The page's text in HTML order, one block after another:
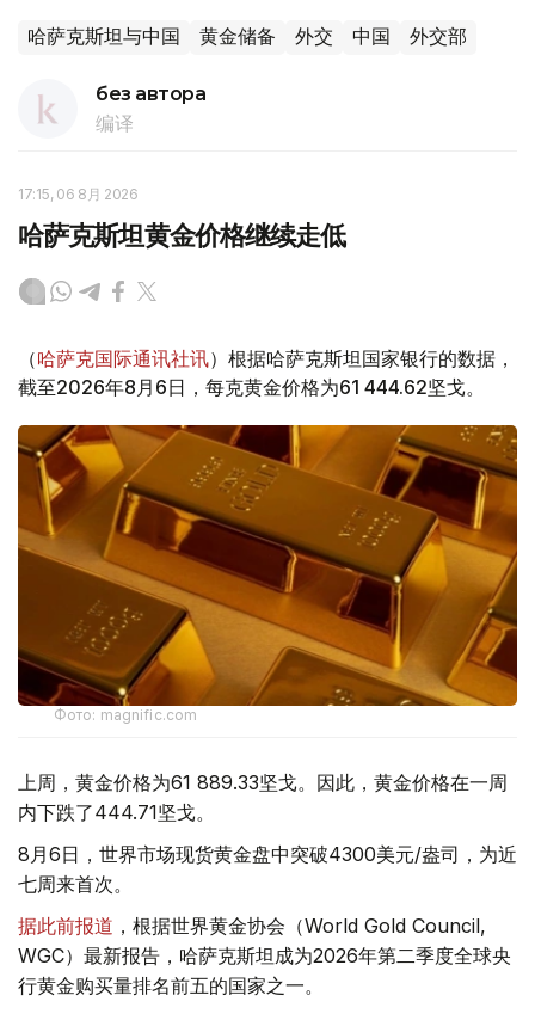
哈萨克斯坦与中国 黄金储备 外交 中国 外交部
без автора
编译
17:15, 06 8月 2026
哈萨克斯坦黄金价格继续走低
（哈萨克国际通讯社讯）根据哈萨克斯坦国家银行的数据，
截至2026年8月6日，每克黄金价格为61 444.62坚戈。
Фото: magnific.com
上周，黄金价格为61 889.33坚戈。因此，黄金价格在一周
内下跌了444.71坚戈。
8月6日，世界市场现货黄金盘中突破4300美元/盎司，为近
七周来首次。
据此前报道 ，根据世界黄金协会（World Gold Council,
WGC）最新报告，哈萨克斯坦成为2026年第二季度全球央
行黄金购买量排名前五的国家之一。